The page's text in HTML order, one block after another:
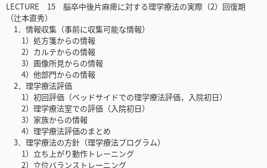
LECTURE 15 脳卒中後片麻痺に対する理学療法の実際（2）回復期
（辻本直秀）
1．情報収集（事前に収集可能な情報）
1）処方箋からの情報
2）カルテからの情報
3）画像所見からの情報
4）他部門からの情報
2．理学療法評価
1）初回評価（ベッドサイドでの理学療法評価，入院初日）
2）理学療法室での評価（入院初日）
3）家族からの情報
4）理学療法評価のまとめ
3．理学療法の方針（理学療法プログラム）
1）立ち上がり動作トレーニング
2）立位バランストレーニング